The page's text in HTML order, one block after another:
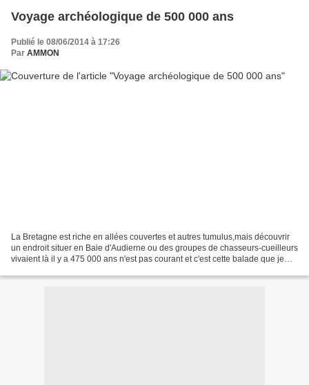
Voyage archéologique de 500 000 ans
Publié le 08/06/2014 à 17:26
Par AMMON
La Bretagne est riche en allées couvertes et autres tumulus,mais découvrir
un endroit situer en Baie d'Audierne ou des groupes de chasseurs-cueilleurs
vivaient là il y a 475 000 ans n'est pas courant et c'est cette balade que je